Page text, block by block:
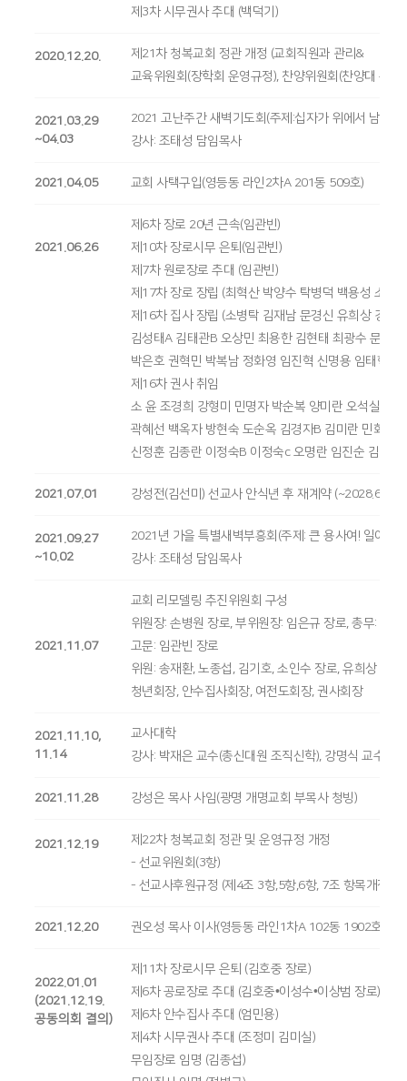
제3차 시무권사 추대 (백덕기)
2020.12.20.
제21차 청복교회 정관 개정 (교회직원과 관리&
교육위원회(장학회 운영규정), 찬양위원회(찬양대 운영
2021.03.29
~04.03
2021 고난주간 새벽기도회(주제:십자가 위에서 남기신
강사: 조태성 담임목사
2021.04.05 교회 사택구입(영등동 라인2차A 201동 509호)
2021.06.26
제6차 장로 20년 근속(임관빈)
제10차 장로시무 은퇴(임관빈)
제7차 원로장로 추대 (임관빈)
제17차 장로 장립 (최혁산 박양수 탁병덕 백용성 소인
제16차 집사 장립 (소병탁 김재남 문경신 유희상 강장
김성태A 김태관B 오상민 최용한 김현태 최광수 문훈희
박은호 권혁민 박복남 정화영 임진혁 신명용 임태혁)
제16차 권사 취임
소 윤 조경희 강형미 민명자 박순복 양미란 오석실 소
곽혜선 백옥자 방현숙 도순옥 김경자B 김미란 민화자
신정훈 김종란 이정숙B 이정숙c 오명란 임진순 김명미
2021.07.01 강성전(김선미) 선교사 안식년 후 재계약 (~2028.6.30
2021.09.27
~10.02
2021년 가을 특별새벽부흥회(주제: 큰 용사여! 일어나
강사: 조태성 담임목사
2021.11.07
교회 리모델링 추진위원회 구성
위원장: 손병원 장로, 부위원장: 임은규 장로, 총무: 박
고문: 임관빈 장로
위원: 송재환, 노종섭, 김기호, 소인수 장로, 유희상 안
청년회장, 안수집사회장, 여전도회장, 권사회장
2021.11.10,
11.14
교사대학
강사: 박재은 교수(총신대원 조직신학), 강명식 교수(숭
2021.11.28 강성은 목사 사임(광명 개명교회 부목사 청빙)
2021.12.19
제22차 청복교회 정관 및 운영규정 개정
- 선교위원회(3항)
- 선교사후원규정 (제4조 3항,5항,6항, 7조 항목개정
2021.12.20 권오성 목사 이사(영등동 라인1차A 102동 1902호)
2022.01.01
(2021.12.19.
공동의회 결의)
제11차 장로시무 은퇴 (김호중 장로)
제6차 공로장로 추대 (김호중•이성수•이상범 장로)
제6차 안수집사 추대 (엄민용)
제4차 시무권사 추대 (조정미 김미실)
무임장로 임명 (김종섭)